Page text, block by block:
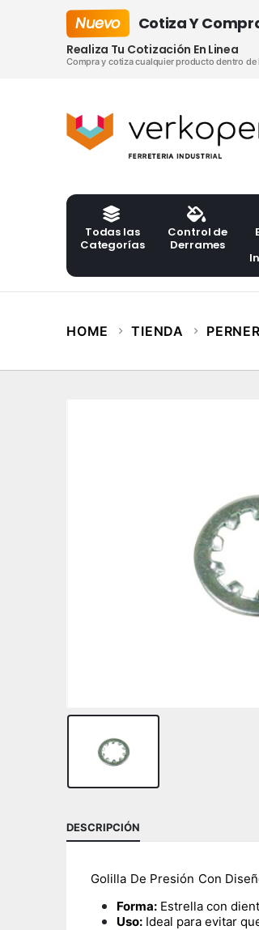
Nuevo Cotiza Y
Realiza Tu Cotización En Linea
Compra y cotiza cualquier producto dentro de
Todas las
Categorías
Control de
Derrames
HOME TIENDA
DESCRIPCIÓN
Golilla De Presión Con
Forma: Estrella con
Uso: Ideal para evitar